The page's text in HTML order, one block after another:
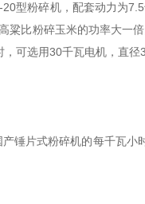
型粉碎机，配套动力为
比粉碎玉米的功率大一
可选用30千瓦电机，直
片式粉碎机的每千瓦小